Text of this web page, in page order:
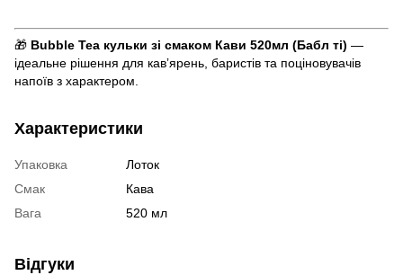
🎁 Bubble Tea кульки зі смаком Кави 520мл (Бабл ті) —
ідеальне рішення для кавʼярень, баристів та поціновувачів
напоїв з характером.
Характеристики
Упаковка
Лоток
Смак
Кава
Вага
520 мл
Відгуки